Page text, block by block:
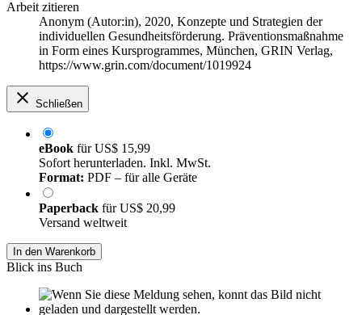
Arbeit zitieren
Anonym (Autor:in), 2020, Konzepte und Strategien der
individuellen Gesundheitsförderung. Präventionsmaßnahme
in Form eines Kursprogrammes, München, GRIN Verlag,
https://www.grin.com/document/1019924
Schließen
eBook fürUS$ 15,99
Sofort herunterladen. Inkl. MwSt.
Format: PDF – für alle Geräte
Paperback fürUS$ 20,99
Versand weltweit
In den Warenkorb
Blick ins Buch